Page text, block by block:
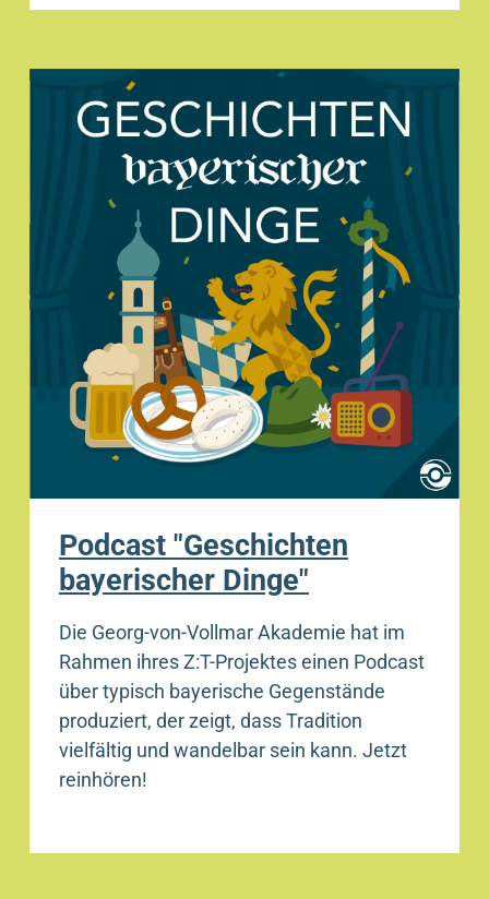
Anmeldung
Podcast "Geschichten
bayerischer Dinge"
Die Georg-von-Vollmar Akademie hat im
Rahmen ihres Z:T-Projektes einen Podcast
über typisch bayerische Gegenstände
produziert, der zeigt, dass Tradition
vielfältig und wandelbar sein kann. Jetzt
reinhören!